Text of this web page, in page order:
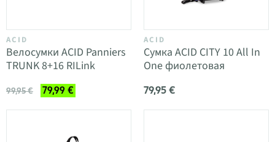
ACID
Велосумки ACID Panniers
TRUNK 8+16 RILink
99,95 € 79,99 €
ACID
Сумка ACID CITY 10 All In
One фиолетовая
79,95 €